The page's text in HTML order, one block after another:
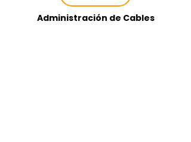
Administración de Cables